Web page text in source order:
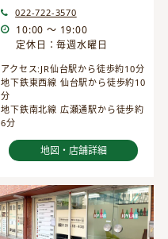
022-722-3570
10:00 ～ 19:00
定休日：毎週水曜日
アクセス:JR仙台駅から徒歩約10分
地下鉄東西線 仙台駅から徒歩約10
分
地下鉄南北線 広瀬通駅から徒歩約
6分
地図・店舗詳細